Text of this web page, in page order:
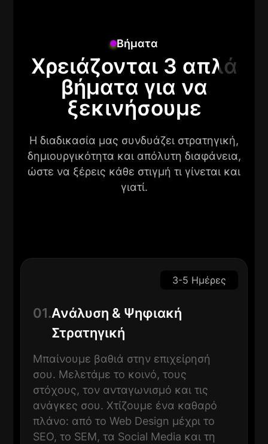
Βήματα
Χρειάζονται 3 απλά
βήματα για να
ξεκινήσουμε
Η διαδικασία μας συνδυάζει στρατηγική,
δημιουργικότητα και απόλυτη διαφάνεια,
ώστε να ξέρεις κάθε στιγμή τι γίνεται και
γιατί.
3-5 Ημέρες
01.Ανάλυση & Ψηφιακή
Στρατηγική
Μπαίνουμε βαθιά στην επιχείρησή
σου. Μελετάμε το κοινό, τους
στόχους, τον ανταγωνισμό και τις
ανάγκες σου. Χτίζουμε ένα καθαρό
πλάνο: από το Web Design μέχρι το
SEO, το SEM, τα Social Media και τη